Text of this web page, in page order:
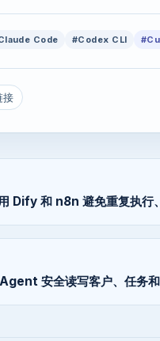
Code #Codex CLI
接
Dify 和 n8n 避免重复执行
安全读写客户、任务